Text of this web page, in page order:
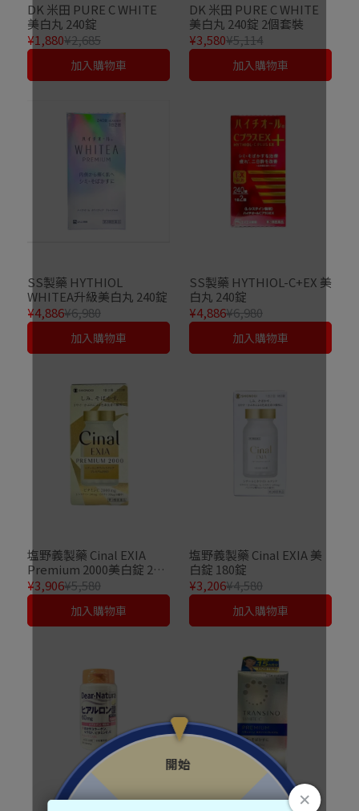
DK 米田 PURE C WHITE
美白丸 240錠
¥1,880¥2,685
加入購物車
DK 米田 PURE C WHITE
美白丸 240錠 2個套裝
¥3,580¥5,114
加入購物車
SS製藥 HYTHIOL
WHITEA升級美白丸 240錠
¥4,886¥6,980
加入購物車
SS製藥 HYTHIOL-C+EX 美
白丸 240錠
¥4,886¥6,980
加入購物車
塩野義製藥 Cinal EXIA
Premium 2000美白錠 200
錠
¥3,906¥5,580
加入購物車
塩野義製藥 Cinal EXIA 美
白錠 180錠
¥3,206¥4,580
加入購物車